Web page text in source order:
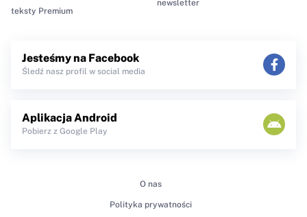
teksty Premium
newsletter
Jesteśmy na Facebook
Śledź nasz profil w social media
Aplikacja Android
Pobierz z Google Play
O nas
Polityka prywatności